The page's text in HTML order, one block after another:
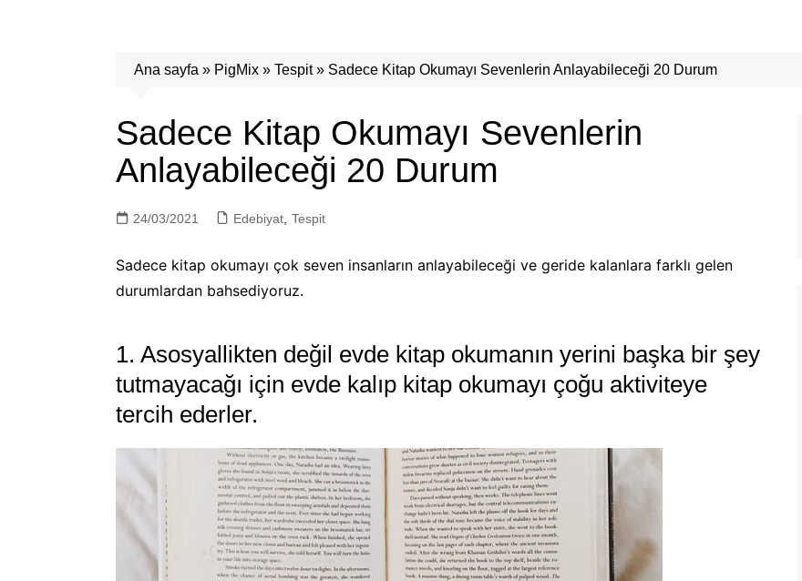
Ana sayfa » PigMix » Tespit» Sadece Kitap Okumayı Sevenlerin Anlayabileceği 20 Durum
Sadece Kitap Okumayı Sevenlerin
Anlayabileceği 20 Durum
24/03/2021 Edebiyat Tespit
Sadece kitap okumayı çok seven insanların anlayabileceği ve geride kalanlara farklı gelen
durumlardan bahsediyoruz.
1. Asosyallikten değil evde kitap okumanın yerini başka bir şey
tutmayacağı için evde kalıp kitap okumayı çoğu aktiviteye
tercih ederler.